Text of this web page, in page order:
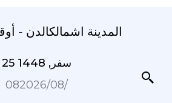
المدينة اشمالكالدن -
25 سفر, 1448
08‏/08‏/2026